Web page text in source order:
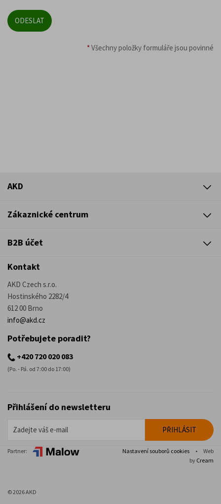
*Všechny položky formuláře jsou povinné
AKD
Zákaznické centrum
B2B účet
Kontakt
AKD Czech s.r.o.
Hostinského 2282/4
612 00 Brno
info@akd.cz
Potřebujete poradit?
+420 720 020 083
(Po. - Pá. od 7:00 do 17:00)
Přihlášení do newsletteru
Partner: Nastavení souborů cookies •
Web
by Cream
© 2026 AKD